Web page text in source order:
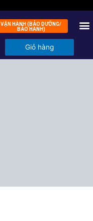
VẬN HÀNH (BẢO DƯỠNG/
BẢO HÀNH)
Giỏ hàng